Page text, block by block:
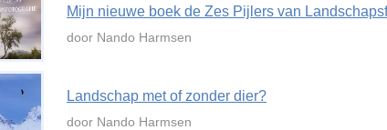
Mijn nieuwe boek de Zes Pijlers van
door Nando Harmsen
Landschap met of zonder dier?
door Nando Harmsen